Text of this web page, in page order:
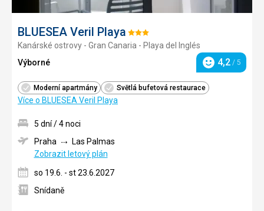
BLUESEA Veril Playa Hodnocení:
3/5
Kanárské ostrovy - Gran Canaria - Playa del Inglés
Výborné
Hodnocení
4,2 / 5
Moderní apartmány Světlá bufetová restaurace
Více o BLUESEA Veril Playa
5 dní / 4 noci
Praha
Las Palmas
Zobrazit letový plán
so 19.6. - st 23.6.2027
Snídaně